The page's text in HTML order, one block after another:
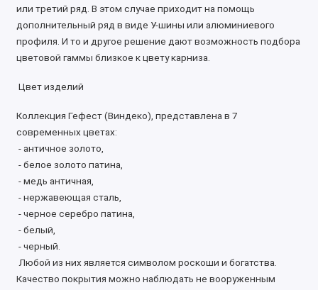
или третий ряд. В этом случае приходит на помощь
дополнительный ряд в виде У-шины или алюминиевого
профиля. И то и другое решение дают возможность подбора
цветовой гаммы близкое к цвету карниза.
Цвет изделий
Коллекция Гефест (Виндеко), представлена в 7
современных цветах:
- античное золото,
- белое золото патина,
- медь античная,
- нержавеющая сталь,
- черное серебро патина,
- белый,
- черный.
Любой из них является символом роскоши и богатства.
Качество покрытия можно наблюдать не вооруженным